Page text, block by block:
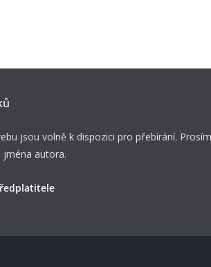
jsou volně k dispozici pro přebírání. Prosím
autora.